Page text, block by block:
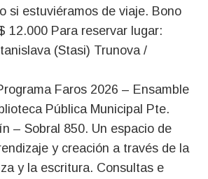
si estuviéramos de viaje. Bono
12.000 Para reservar lugar:
(Stasi) Trunova /
Faros 2026 – Ensamble
Pública Municipal Pte.
– Sobral 850. Un espacio de
y creación a través de la
y la escritura. Consultas e